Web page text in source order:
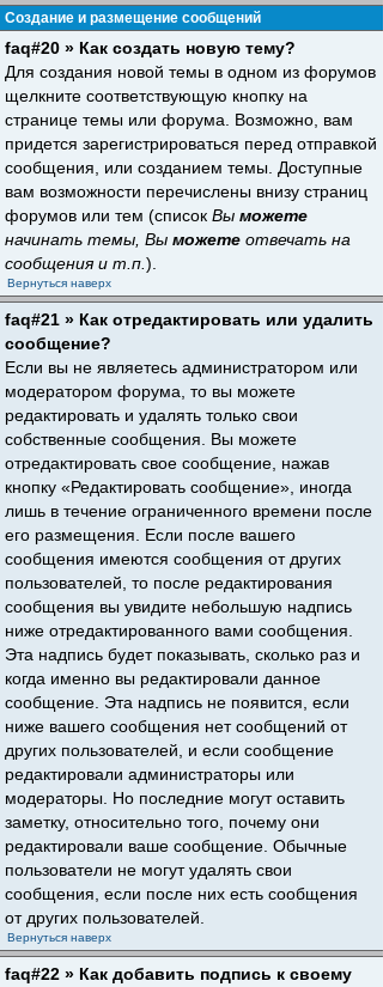
Создание и размещение сообщений
faq#20 » Как создать новую тему?
Для создания новой темы в одном из форумов
щелкните соответствующую кнопку на
странице темы или форума. Возможно, вам
придется зарегистрироваться перед отправкой
сообщения, или созданием темы. Доступные
вам возможности перечислены внизу страниц
форумов или тем (список Вы можете
начинать темы, Вы можете отвечать на
сообщения и т.п. ).
Вернуться наверх
faq#21 » Как отредактировать или удалить
сообщение?
Если вы не являетесь администратором или
модератором форума, то вы можете
редактировать и удалять только свои
собственные сообщения. Вы можете
отредактировать свое сообщение, нажав
кнопку «Редактировать сообщение», иногда
лишь в течение ограниченного времени после
его размещения. Если после вашего
сообщения имеются сообщения от других
пользователей, то после редактирования
сообщения вы увидите небольшую надпись
ниже отредактированного вами сообщения.
Эта надпись будет показывать, сколько раз и
когда именно вы редактировали данное
сообщение. Эта надпись не появится, если
ниже вашего сообщения нет сообщений от
других пользователей, и если сообщение
редактировали администраторы или
модераторы. Но последние могут оставить
заметку, относительно того, почему они
редактировали ваше сообщение. Обычные
пользователи не могут удалять свои
сообщения, если после них есть сообщения
от других пользователей.
Вернуться наверх
faq#22 » Как добавить подпись к своему